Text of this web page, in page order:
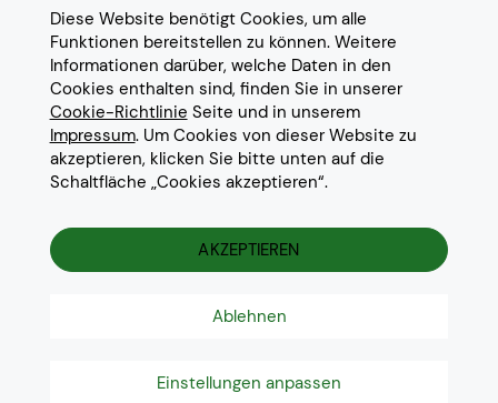
Datenschutz
Impressum
Cookie Einstellungen
Lieferungen in weitere Länder
gerne aufAnfrage
Die aufgeführten Markennamen und Warenzeichen dienen
ausschliesslich zur Beschreibung unserer Produkte und sind
Warenzeichen der jeweiligen Eigentümer.
Diese Website benötigt Cookies, um alle
Funktionen bereitstellen zu können. Weitere
Informationen darüber, welche Daten in den
Cookies enthalten sind, finden Sie in unserer
Cookie-Richtlinie Seite und in unserem
Impressum. Um Cookies von dieser Website zu
akzeptieren, klicken Sie bitte unten auf die
Schaltfläche „Cookies akzeptieren“.
AKZEPTIEREN
Ablehnen
Einstellungen anpassen